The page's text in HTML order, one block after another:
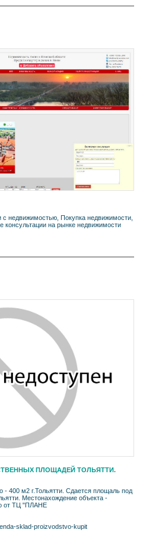
недвижимостью, Покупка недвижимости,
на рынке недвижимости
ПЛОЩАДЕЙ ТОЛЬЯТТИ.
- 400 м2 г.Тольятти. Сдается площаль под
Местонахождение объекта -
от ТЦ "ПЛАНЕ
sklad-proizvodstvo-kupit